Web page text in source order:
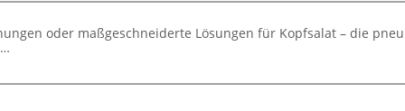
oder maßgeschneiderte Lösungen für Kopfsalat – die